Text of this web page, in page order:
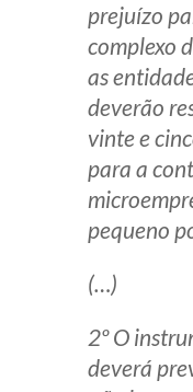
prejuízo
complexo
as
deverão
vinte e
para a
pequeno
(…)
2º O
deverá